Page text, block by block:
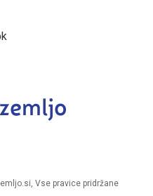
Vse pravice pridržane